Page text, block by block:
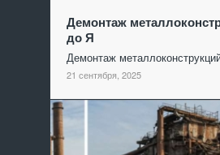
Демонтаж
до Я
Демонтаж
21 сентября, 2025